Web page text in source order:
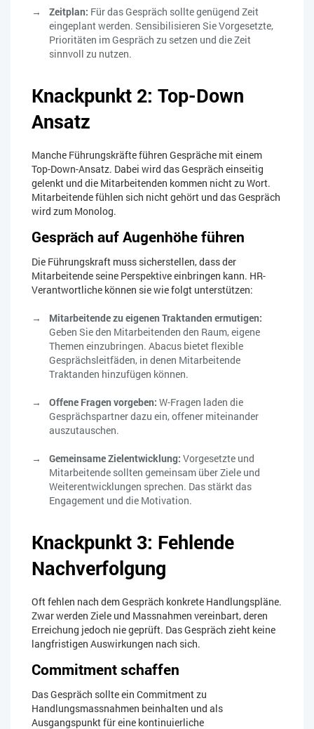
Zeitplan: Für das Gespräch sollte genügend Zeit
eingeplant werden. Sensibilisieren Sie Vorgesetzte,
Prioritäten im Gespräch zu setzen und die Zeit
sinnvoll zu nutzen.
Knackpunkt 2: Top-Down
Ansatz
Manche Führungskräfte führen Gespräche mit einem
Top-Down-Ansatz. Dabei wird das Gespräch einseitig
gelenkt und die Mitarbeitenden kommen nicht zu Wort.
Mitarbeitende fühlen sich nicht gehört und das Gespräch
wird zum Monolog.
Gespräch auf Augenhöhe führen
Die Führungskraft muss sicherstellen, dass der
Mitarbeitende seine Perspektive einbringen kann. HR-
Verantwortliche können sie wie folgt unterstützen:
Mitarbeitende zu eigenen Traktanden ermutigen:
Geben Sie den Mitarbeitenden den Raum, eigene
Themen einzubringen. Abacus bietet flexible
Gesprächsleitfäden, in denen Mitarbeitende
Traktanden hinzufügen können.
Offene Fragen vorgeben: W-Fragen laden die
Gesprächspartner dazu ein, offener miteinander
auszutauschen.
Gemeinsame Zielentwicklung: Vorgesetzte und
Mitarbeitende sollten gemeinsam über Ziele und
Weiterentwicklungen sprechen. Das stärkt das
Engagement und die Motivation.
Knackpunkt 3: Fehlende
Nachverfolgung
Oft fehlen nach dem Gespräch konkrete Handlungspläne.
Zwar werden Ziele und Massnahmen vereinbart, deren
Erreichung jedoch nie geprüft. Das Gespräch zieht keine
langfristigen Auswirkungen nach sich.
Commitment schaffen
Das Gespräch sollte ein Commitment zu
Handlungsmassnahmen beinhalten und als
Ausgangspunkt für eine kontinuierliche